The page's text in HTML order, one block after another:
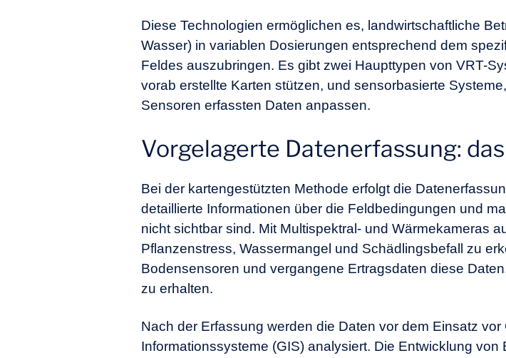
Diese Technologien ermöglichen es, landwirtschaftliche
Wasser) in variablen Dosierungen entsprechend dem
Feldes auszubringen. Es gibt zwei Haupttypen von VRT-
vorab erstellte Karten stützen, und sensorbasierte
Sensoren erfassten Daten anpassen.
Vorgelagerte Datenerfassung:
Bei der kartengestützten Methode erfolgt die
detaillierte Informationen über die Feldbedingungen und
nicht sichtbar sind. Mit Multispektral- und Wärmekameras
Pflanzenstress, Wassermangel und Schädlingsbefall zu
Bodensensoren und vergangene Ertragsdaten diese
zu erhalten.
Nach der Erfassung werden die Daten vor dem Einsatz
Informationssysteme (GIS) analysiert. Die Entwicklung von